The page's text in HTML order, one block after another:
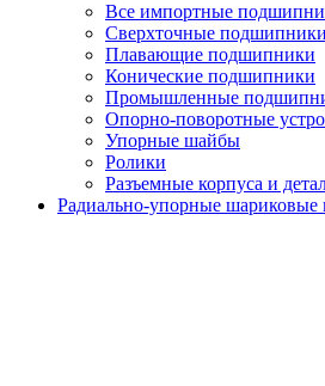
Все импортные
Сверхточные подшипники
Плавающие подшипники
Конические подшипники
Промышленные
Опорно-поворотные
Упорные шайбы
Ролики
Разъемные корпуса и
Радиально-упорные